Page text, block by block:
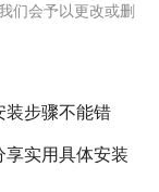
们会予以更改或删
装步骤不能错
享实用具体安装